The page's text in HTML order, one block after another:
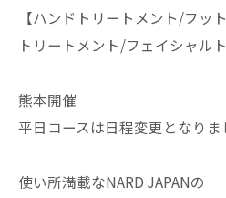
【ハンドトリートメント/フッ
トリートメント/フェイシャル
熊本開催
平日コースは日程変更となり
使い所満載なNARD JAPANの